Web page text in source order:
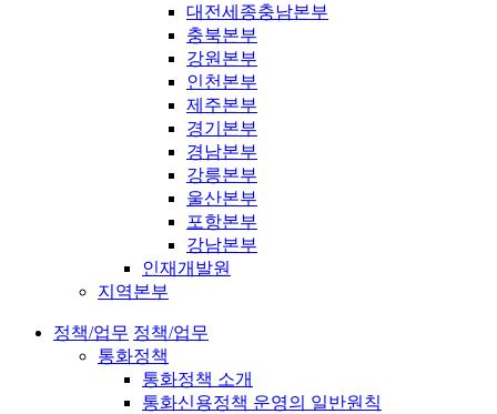
대전세종충남본부
충북본부
강원본부
인천본부
제주본부
경기본부
경남본부
강릉본부
울산본부
포항본부
강남본부
인재개발원
지역본부
정책/업무 정책/업무
통화정책
통화정책 소개
통화신용정책 운영의 일반원칙